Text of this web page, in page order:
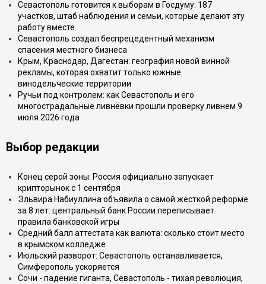
Севастополь готовится к выборам в Госдуму: 187
участков, штаб наблюдения и семьи, которые делают эту
работу вместе
Севастополь создал беспрецедентный механизм
спасения местного бизнеса
Крым, Краснодар, Дагестан: география новой винной
рекламы, которая охватит только южные
винодельческие территории
Ручьи под контролем: как Севастополь и его
многострадальные ливнёвки прошли проверку ливнем 9
июля 2026 года
Выбор редакции
Конец серой зоны: Россия официально запускает
крипторынок с 1 сентября
Эльвира Набиуллина объявила о самой жёсткой реформе
за 8 лет: центральный банк России переписывает
правила банковской игры
Средний балл аттестата как валюта: сколько стоит место
в крымском колледже
Июльский разворот: Севастополь останавливается,
Симферополь ускоряется
Сочи - падение гиганта, Севастополь - тихая революция,